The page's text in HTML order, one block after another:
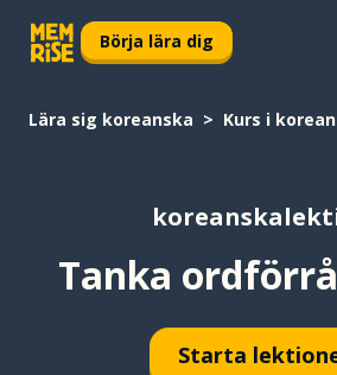
Börja lära dig
Lära sig koreanska Kurs i
Tanka
Starta